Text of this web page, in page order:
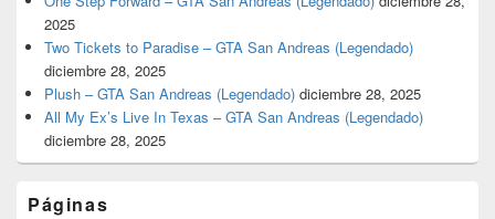
2025
Two Tickets to Paradise – GTA San Andreas (Legendado)
diciembre 28, 2025
Plush – GTA San Andreas (Legendado) diciembre 28, 2025
All My Ex’s Live In Texas – GTA San Andreas (Legendado)
diciembre 28, 2025
Páginas